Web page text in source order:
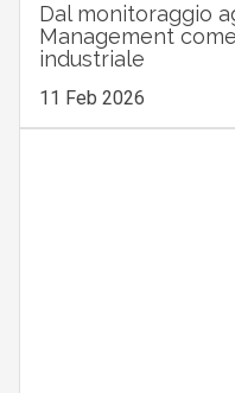
Dal monitoraggio
Management
industriale
11 Feb 2026